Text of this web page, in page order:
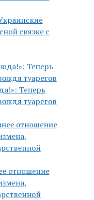
связке с
Теперь
туарегов
отношение